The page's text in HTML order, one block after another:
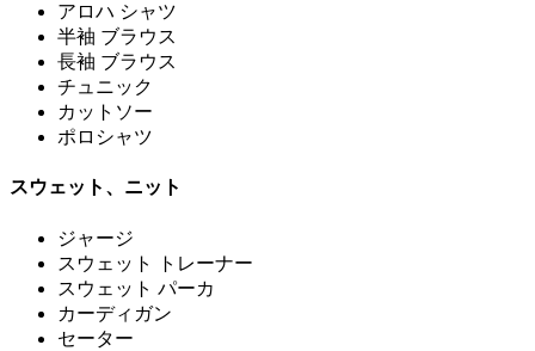
アロハ シャツ
半袖 ブラウス
長袖 ブラウス
チュニック
カットソー
ポロシャツ
スウェット、ニット
ジャージ
スウェット トレーナー
スウェット パーカ
カーディガン
セーター